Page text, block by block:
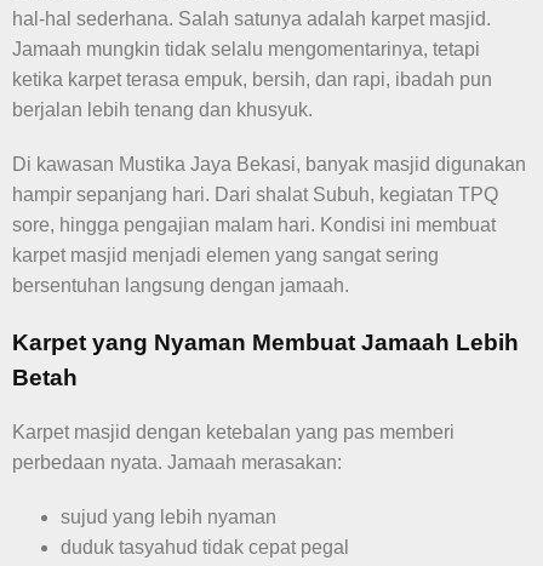
hal-hal sederhana. Salah satunya adalah karpet masjid.
Jamaah mungkin tidak selalu mengomentarinya, tetapi
ketika karpet terasa empuk, bersih, dan rapi, ibadah pun
berjalan lebih tenang dan khusyuk.
Di kawasan Mustika Jaya Bekasi, banyak masjid digunakan
hampir sepanjang hari. Dari shalat Subuh, kegiatan TPQ
sore, hingga pengajian malam hari. Kondisi ini membuat
karpet masjid menjadi elemen yang sangat sering
bersentuhan langsung dengan jamaah.
Karpet yang Nyaman Membuat Jamaah Lebih
Betah
Karpet masjid dengan ketebalan yang pas memberi
perbedaan nyata. Jamaah merasakan:
sujud yang lebih nyaman
duduk tasyahud tidak cepat pegal